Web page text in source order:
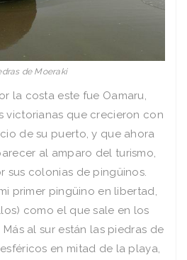
de Moeraki
la costa este fue Oamaru,
victorianas que crecieron con
de su puerto, y que ahora
al amparo del turismo,
sus colonias de pingüinos.
primer pingüino en libertad,
como el que sale en los
al sur están las piedras de
en mitad de la playa,